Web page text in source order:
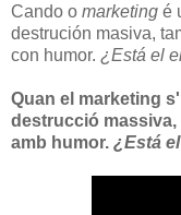
Cando o marketing é
destrución masiva,
con humor. ¿Está el
Quan el marketing
destrucció massiva,
amb humor. ¿Está